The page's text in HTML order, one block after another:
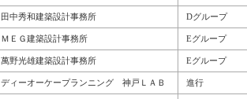
田中秀和建築設計事務所 Dグループ
ＭＥＧ建築設計事務所 Eグループ
萬野光雄建築設計事務所 Eグループ
ディーオーケープランニング 神戸ＬＡＢ 進行